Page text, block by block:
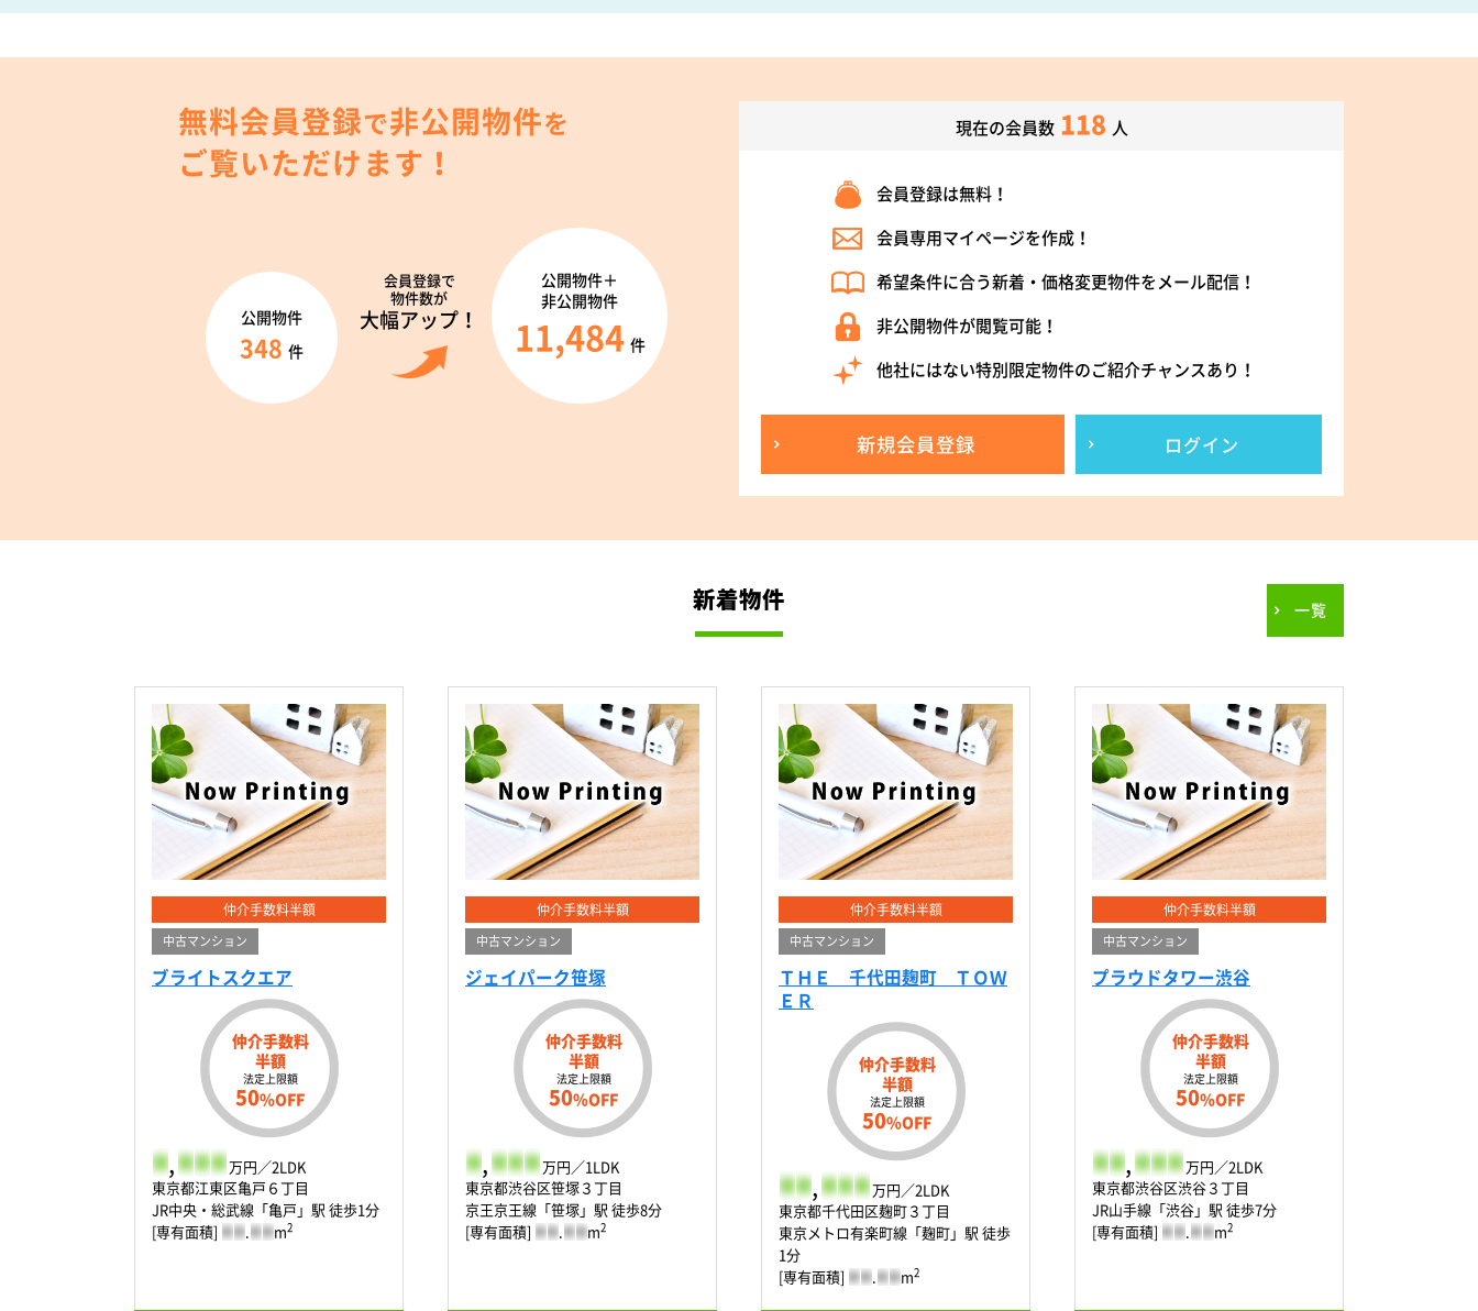
無料会員登録で非公開物件を
ご覧いただけます！
会員登録で
物件数が
大幅アップ！
公開物件
348 件
公開物件＋
非公開物件
11,484 件
現在の会員数 118 人
会員登録は無料！
会員専用マイページを作成！
希望条件に合う新着・価格変更物件をメール配信！
非公開物件が閲覧可能！
他社にはない特別限定物件のご紹介チャンスあり！
新規会員登録 ログイン
新着物件 一覧
仲介手数料半額
中古マンション
ブライトスクエア
仲介手数料
半額
法定上限額
50%OFF
- ,- - - 万円／2LDK
東京都江東区亀戸６丁目
JR中央・総武線「亀戸」駅 徒歩1分
[専有面積] - - .- - m2
仲介手数料半額
中古マンション
ジェイパーク笹塚
仲介手数料
半額
法定上限額
50%OFF
- ,- - - 万円／1LDK
東京都渋谷区笹塚３丁目
京王京王線「笹塚」駅 徒歩8分
[専有面積] - - .- - m2
仲介手数料半額
中古マンション
ＴＨＥ 千代田麹町 ＴＯＷ
ＥＲ
仲介手数料
半額
法定上限額
50%OFF
- - ,- - - 万円／2LDK
東京都千代田区麹町３丁目
東京メトロ有楽町線「麹町」駅 徒歩
1分
[専有面積] - - .- - m2
仲介手数料半額
中古マンション
プラウドタワー渋谷
仲介手数料
半額
法定上限額
50%OFF
- - ,- - - 万円／2LDK
東京都渋谷区渋谷３丁目
JR山手線「渋谷」駅 徒歩7分
[専有面積] - - .- - m2